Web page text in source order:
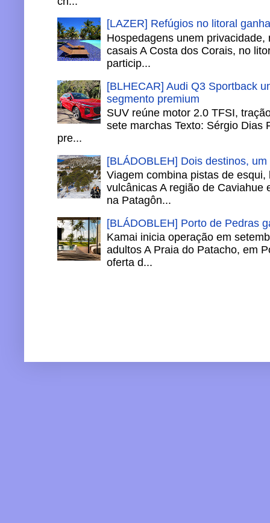
[LAZER] Refúgios no litoral
Hospedagens unem
casais A Costa dos Corais, no
particip...
[BLHECAR] Audi Q3 Sportback
segmento premium
SUV reúne motor 2.0 TFSI,
sete marchas Texto: Sérgio Dias
pre...
[BLÁDOBLEH] Dois destinos,
Viagem combina pistas de
vulcânicas A região de Caviahue
na Patagôn...
[BLÁDOBLEH] Porto de Pedras
Kamai inicia operação em
adultos A Praia do Patacho, em
oferta d...